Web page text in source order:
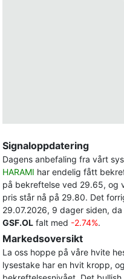
Signaloppdatering
Dagens anbefaling fra vårt
HARAMI har endelig fått
på bekreftelse ved 29.65, og
pris står nå på 29.80. Det
29.07.2026, 9 dager siden,
GSF.OL falt med -2.74%.
Markedsoversikt
La oss hoppe på våre hvite
lysestake har en hvit kropp,